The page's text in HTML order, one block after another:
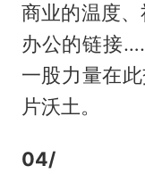
商业的温度、
办公的链接
一股力量在
片沃土。
04/